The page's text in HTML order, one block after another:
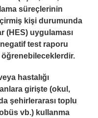
süreçlerinin
kişi durumunda
(HES) uygulaması
test raporu
hastalığı
girişte (okul,
şehirlerarası toplu
vb.) kullanma